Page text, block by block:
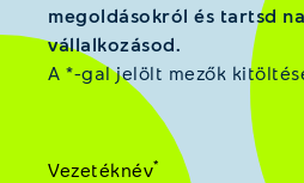
megoldásokról és tartsd
vállalkozásod.
A *-gal jelölt mezők
Vezetéknév*